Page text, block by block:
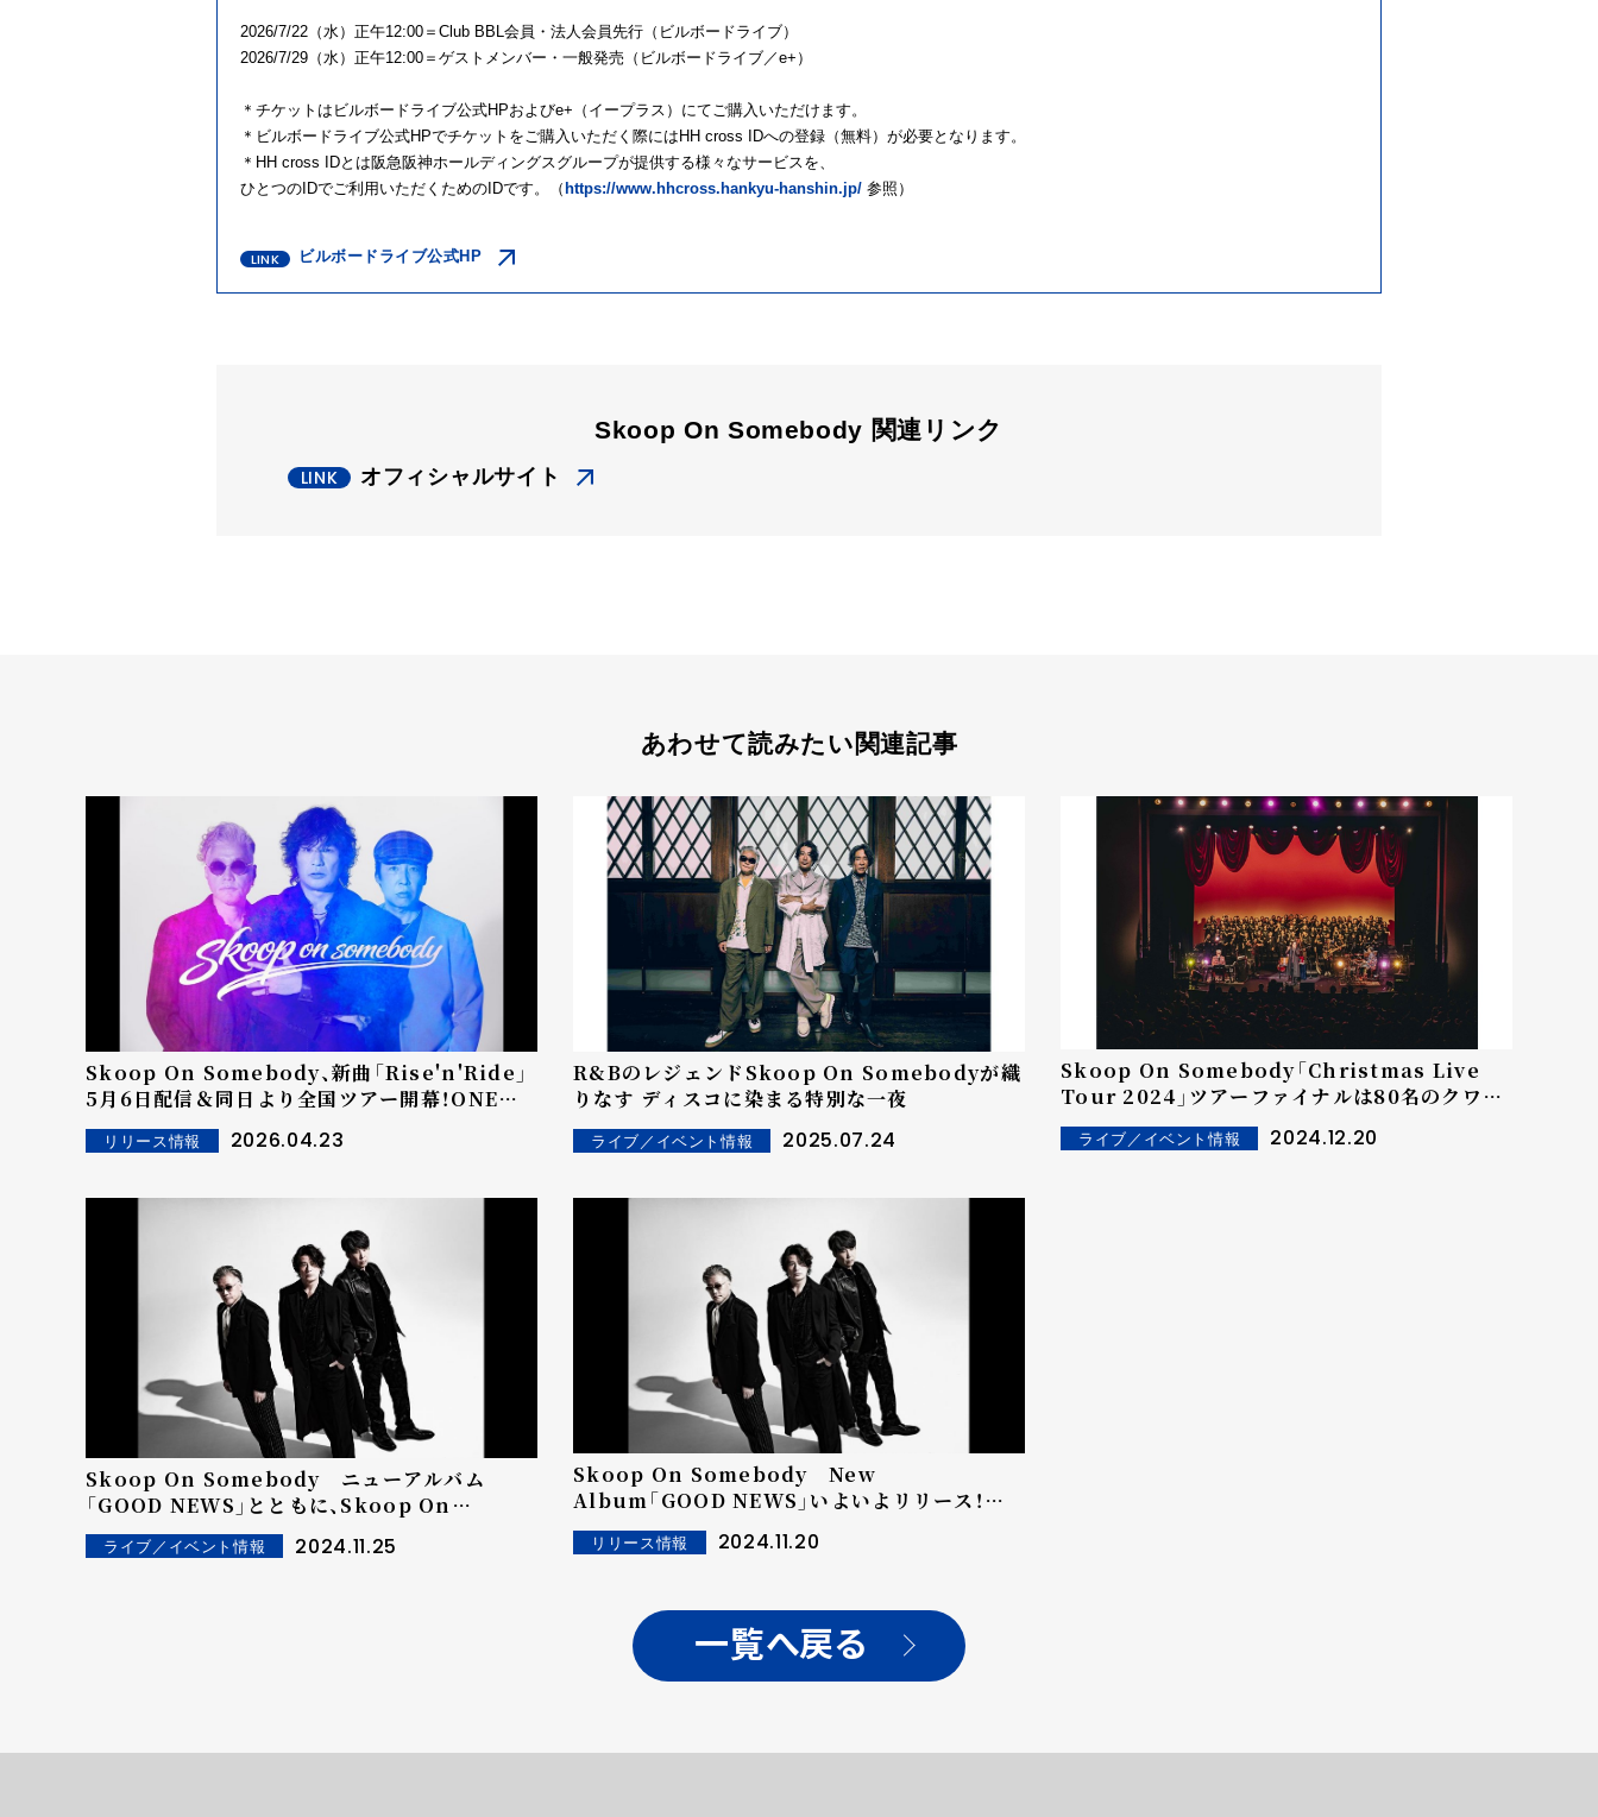
2026/7/22（水）正午12:00＝Club BBL会員・法人会員先行（ビルボードライブ）
2026/7/29（水）正午12:00＝ゲストメンバー・一般発売（ビルボードライブ／e+）
＊チケットはビルボードライブ公式HPおよびe+（イープラス）にてご購入いただけます。
＊ビルボードライブ公式HPでチケットをご購入いただく際にはHH cross IDへの登録（無料）が必要となります。
＊HH cross IDとは阪急阪神ホールディングスグループが提供する様々なサービスを、
ひとつのIDでご利用いただくためのIDです。（ https://www.hhcross.hankyu-hanshin.jp/ 参照）
ビルボードライブ公式HP
Skoop On Somebody 関連リンク
オフィシャルサイト
あわせて読みたい関連記事
Skoop On Somebody、新曲「Rise'n'Ride」
5月6日配信＆同日より全国ツアー開幕！ONE
VOICE Choir Project始動、全国からゴスペル
クワイアメンバー募集
リリース情報 2026.04.23
R&BのレジェンドSkoop On Somebodyが織
りなす ディスコに染まる特別な一夜
ライブ／イベント情報 2025.07.24
Skoop On Somebody「Christmas Live
Tour 2024」ツアーファイナルは80名のクワイ
アがステージに華を添えた珠玉の一夜。クリスマ
ス当日にはオンライン配信も！
ライブ／イベント情報 2024.12.20
Skoop On Somebody ニューアルバム
「GOOD NEWS」とともに、Skoop On
Somebodyが贈る極上のひととき
ライブ／イベント情報 2024.11.25
Skoop On Somebody New
Album「GOOD NEWS」いよいよリリース！タ
イトルチューン「GOOD NEWS」のミュージック
ビデオも公開！
リリース情報 2024.11.20
一覧へ戻る